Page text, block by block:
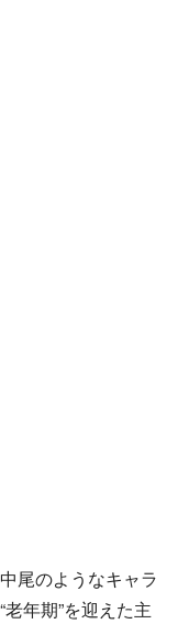
尾のようなキャラ
年期”を迎えた主